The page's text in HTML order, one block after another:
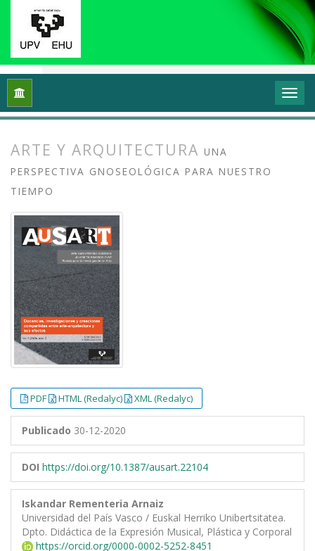
Inicio Vol. 8 Núm. 2 (2020): Docencias,
ARTE Y ARQUITECTURA UNA
PERSPECTIVA GNOSEOLÓGICA PARA NUESTRO
TIEMPO
PDF HTML (Redalyc) XML (Redalyc)
Publicado 30-12-2020
DOI https://doi.org/10.1387/ausart.22104
Iskandar Rementeria Arnaiz
Universidad del País Vasco / Euskal Herriko Unibertsitatea.
Dpto. Didáctica de la Expresión Musical, Plástica y Corporal
https://orcid.org/0000-0002-5252-8451